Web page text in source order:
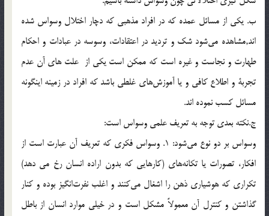
ب. يكي از مسائل عمده كه در افراد مذهبی که دچار اختلال وسواس شده
اند,مشاهده مي‌شود شك و ترديد در اعتقادات، وسوسه در عبادات و احكام
طهارت و نجاست و غيره است که ممکن است يکی از علت های آن عدم
تجربة و اطلاع كافي و يا آموزش‌هاي غلطی باشد كه افراد در زمينه اينگونه
مسائل کسب نموده اند.
ج.نکته بعدی توجه به تعريف علمی وسواس است:
وسواس بر دو نوع مي‌شود: 1. وسواس فكري كه تعريف آن عبارت است از
افكار، تصورات يا تكانه‌هاي (كارهايي كه بدون اراده انسان رخ مي دهد)
تكراري كه هوشياري ذهن را اشغال مي‌كنند و اغلب نفرت‌انگيز بوده و كنار
گذاشتن و كنترل آن معمولاً مشكل است و در خيلي موارد انسان از باطل